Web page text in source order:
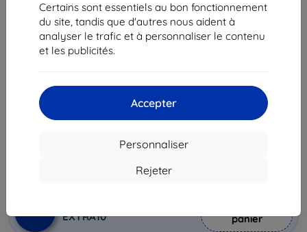
Certains sont essentiels au bon fonctionnement
du site, tandis que d'autres nous aident à
analyser le trafic et à personnaliser le contenu
et les publicités.
Accepter
Personnaliser
Rejeter
Coque Case Samsung EFC-1G6LDEC i9300 brown ()
Description et caractéristiques
EXTRA10
panier